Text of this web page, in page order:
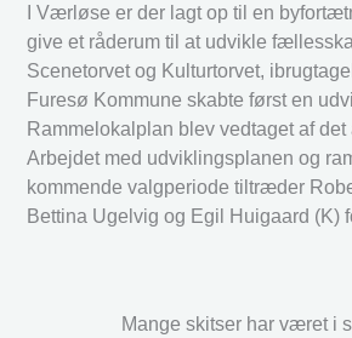
I Værløse er der lagt op til en
give et råderum til at udvikle
Scenetorvet og Kulturtorvet,
Furesø Kommune skabte først en
Rammelokalplan blev vedtaget af
Arbejdet med udviklingsplanen og
kommende valgperiode tiltræder
Bettina Ugelvig og Egil Huigaard (K)
Mange skitser har været i